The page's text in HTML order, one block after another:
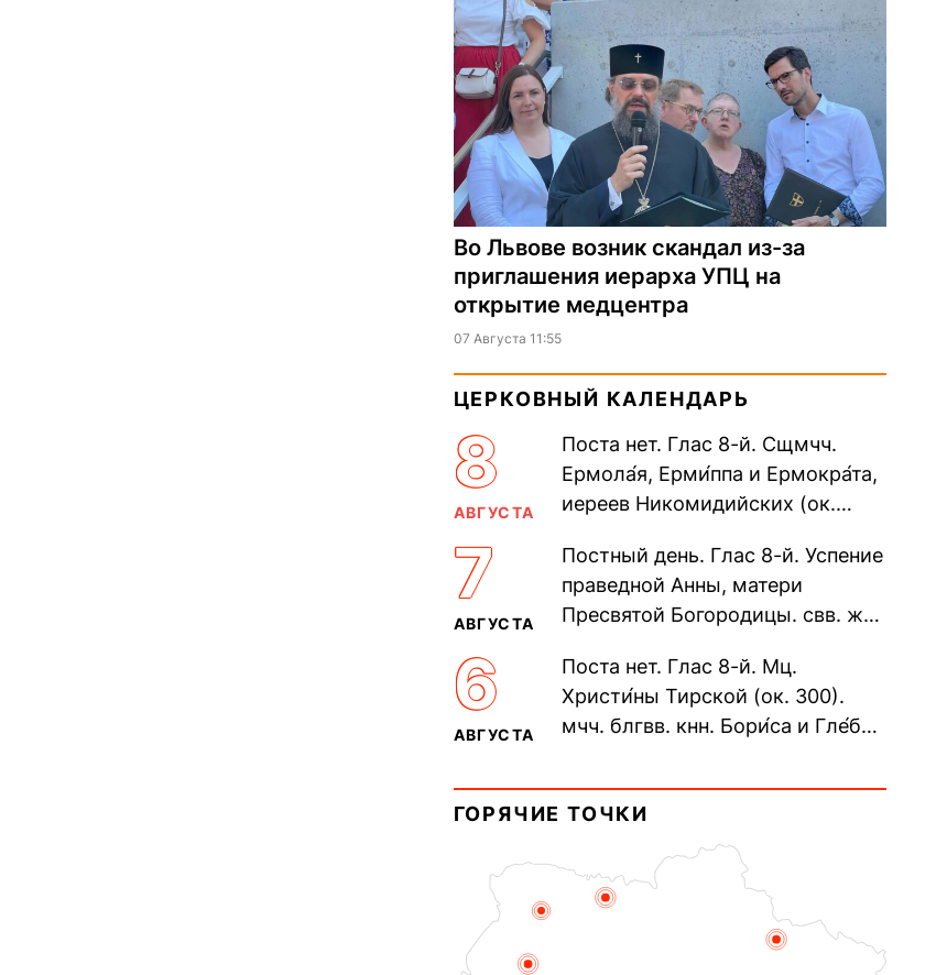
Во Львове возник скандал из-за
приглашения иерарха УПЦ на
открытие медцентра
07 Августа 11:55
ЦЕРКОВНЫЙ КАЛЕНДАРЬ
8
АВГУСТА
Поста нет. Глас 8-й. Сщмчч.
Ермола́я, Ерми́ппа и Ермокра́та,
иереев Никомидийских (ок.
Печерского, в Ближних
пещерах...
7
АВГУСТА
Постный день. Глас 8-й. Успение
праведной Анны, матери
Пресвятой Богородицы. свв. жен
прп. Евпракси́и девы,...
6
АВГУСТА
Поста нет. Глас 8-й. Мц.
Христи́ны Тирской (ок. 300).
мчч. блгвв. кнн. Бори́са и Гле́ба,
Дави́да (1015). Прп....
ГОРЯЧИЕ ТОЧКИ